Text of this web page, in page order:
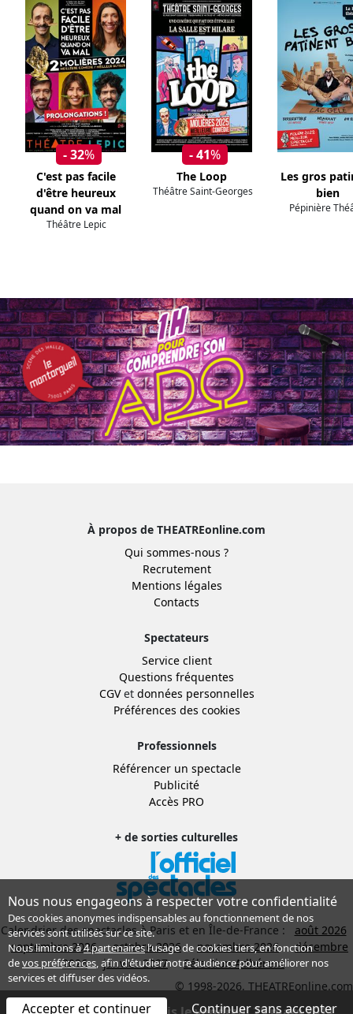
- 32%
C'est pas facile
d'être heureux
quand on va mal
Théâtre Lepic
- 41%
The Loop
Théâtre Saint-Georges
Les gros
bien
Pépinière
À propos de THEATREonline.com
Qui sommes-nous ?
Recrutement
Mentions légales
Contacts
Spectateurs
Service client
Questions fréquentes
CGVet données personnelles
Préférences des cookies
Professionnels
Référencer un spectacle
Publicité
Accès PRO
+ de sorties culturelles
Calendrier des spectacles à Paris et en Île-de-France :
août 2026
septembre 2026
octobre 2026 novembre 2026
décembre
2026
janvier 2027
Sélection Adhérent
© 1998-2026, THEATREonline.com
Nous nous engageons à respecter votre confidentialité
Des cookies anonymes indispensables au fonctionnement de nos
services sont utilisés sur ce site.
Nous limitons à4 partenairesl’usage de cookies tiers, en fonction
devos préférences, afin d'étudier notre audience pour améliorer nos
services et diffuser des vidéos.
Accepter et continuer Continuer sans accepter